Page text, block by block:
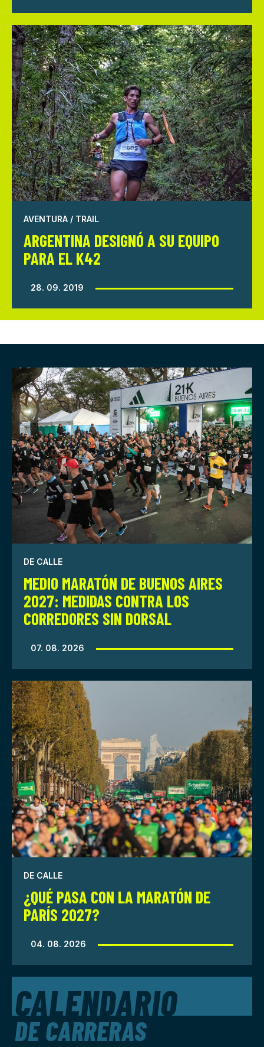
AVENTURA / TRAIL
ARGENTINA DESIGNÓ A SU EQUIPO
PARA EL K42
28. 09. 2019
DE CALLE
MEDIO MARATÓN DE BUENOS AIRES
2027: MEDIDAS CONTRA LOS
CORREDORES SIN DORSAL
07. 08. 2026
DE CALLE
¿QUÉ PASA CON LA MARATÓN DE
PARÍS 2027?
04. 08. 2026
CALENDARIO
DE CARRERAS